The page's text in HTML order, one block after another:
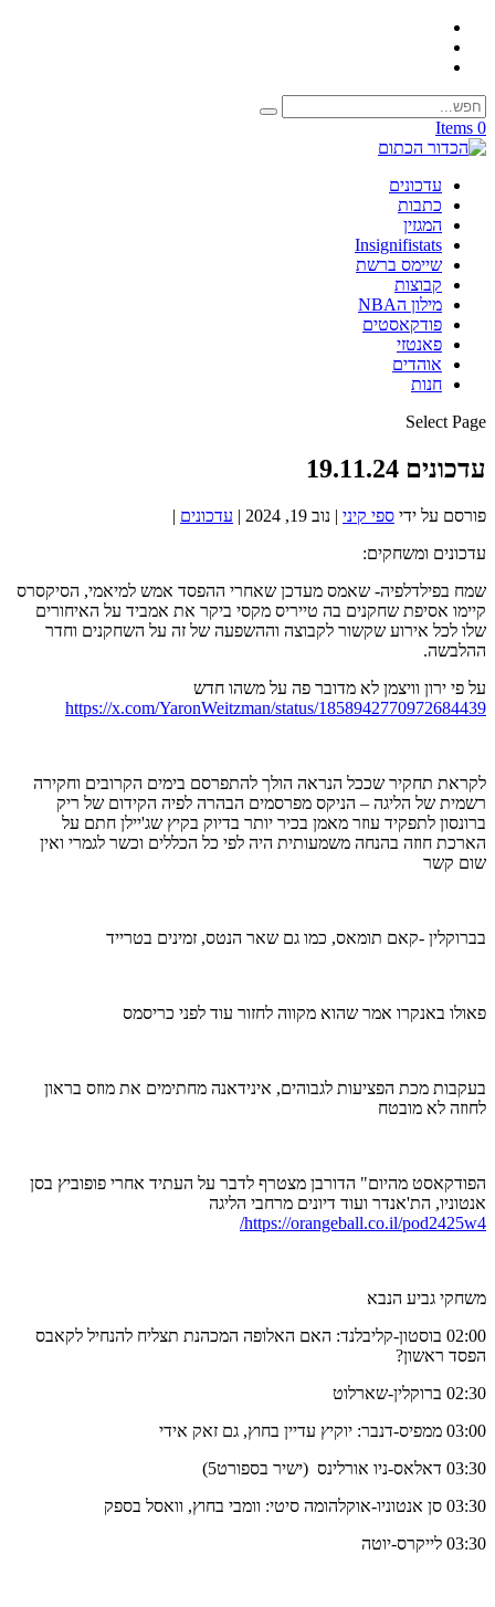
0 Items
עדכונים
כתבות
המגזין
Insignifistats
שיימס ברשת
קבוצות
מילון הNBA
פודקאסטים
פאנטזי
אוהדים
חנות
Select Page
עדכונים 19.11.24
פורסם על ידי ספי קיני | נוב 19, 2024 | עדכונים |
עדכונים ומשחקים:
שמח בפילדלפיה- שאמס מעדכן שאחרי ההפסד אמש למיאמי, הסיקסרס
קיימו אסיפת שחקנים בה טייריס מקסי ביקר את אמביד על האיחורים
שלו לכל אירוע שקשור לקבוצה וההשפעה של זה על השחקנים וחדר
ההלבשה.
על פי ירון וויצמן לא מדובר פה על משהו חדש
https://x.com/YaronWeitzman/status/1858942770972684439
לקראת תחקיר שככל הנראה הולך להתפרסם בימים הקרובים וחקירה
רשמית של הליגה – הניקס מפרסמים הבהרה לפיה הקידום של ריק
ברונסון לתפקיד עוזר מאמן בכיר יותר בדיוק בקיץ שג'יילן חתם על
הארכת חוזה בהנחה משמעותית היה לפי כל הכללים וכשר לגמרי ואין
שום קשר
בברוקלין -קאם תומאס, כמו גם שאר הנטס, זמינים בטרייד
פאולו באנקרו אמר שהוא מקווה לחזור עוד לפני כריסמס
בעקבות מכת הפציעות לגבוהים, אינידאנה מחתימים את מוזס בראון
לחוזה לא מובטח
הפודקאסט מהיום" הדורבן מצטרף לדבר על העתיד אחרי פופוביץ בסן
אנטוניו, הת'אנדר ועוד דיונים מרחבי הליגה
https://orangeball.co.il/pod2425w4/
משחקי גביע הנבא
02:00 בוסטון-קליבלנד: האם האלופה המכהנת תצליח להנחיל לקאבס
הפסד ראשון?
02:30 ברוקלין-שארלוט
03:00 ממפיס-דנבר: יוקיץ עדיין בחוץ, גם זאק אידי
03:30 דאלאס-ניו אורלינס (ישיר בספורט5)
03:30 סן אנטוניו-אוקלהומה סיטי: וומבי בחוץ, וואסל בספק
03:30 לייקרס-יוטה